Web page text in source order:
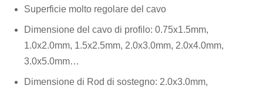
Superficie molto regolare del cavo
Dimensione del cavo di profilo: 0.75x1.5mm,
1.0x2.0mm, 1.5x2.5mm, 2.0x3.0mm, 2.0x4.0mm,
3.0x5.0mm…
Dimensione di Rod di sostegno: 2.0x3.0mm,